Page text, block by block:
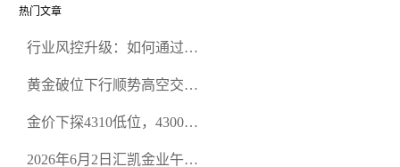
热门文章
行业风控升级：如何通过正
规黄金开户交易平台？
黄金破位下行顺势高空交易
金价下探4310低位，4300关
2026年6月2日汇凯金业午盘